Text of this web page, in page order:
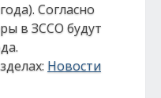
Согласно
в ЗССО будут
Новости